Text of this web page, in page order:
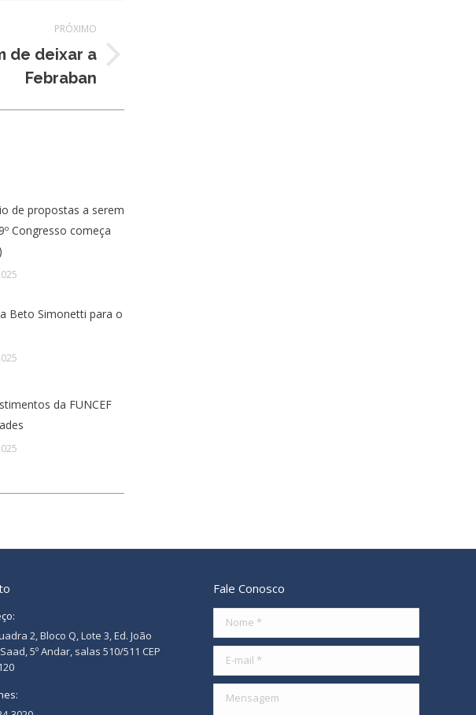
PRÓXIMO
de deixar a
Febraban
de propostas a serem
Congresso começa
Beto Simonetti para o
da FUNCEF
2, Bloco Q, Lote 3, Ed. João
5º Andar, salas 510/511 CEP
Fale Conosco
Nome *
E-mail *
Mensagem